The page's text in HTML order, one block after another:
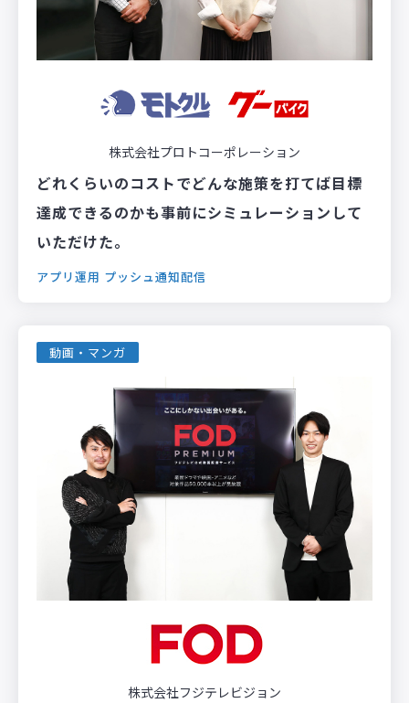
株式会社プロトコーポレーション
どれくらいのコストでどんな施策を打てば目標
達成できるのかも事前にシミュレーションして
いただけた。
アプリ運用 プッシュ通知配信
動画・マンガ
株式会社フジテレビジョン